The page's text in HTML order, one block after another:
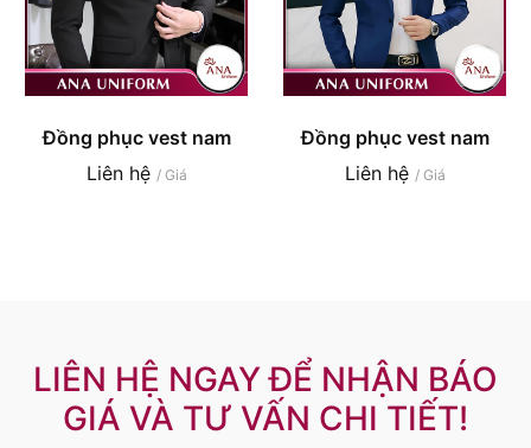
Đồng phục vest nam
Liên hệ / Giá
Đồng phục vest nam
Liên hệ / Giá
LIÊN HỆ NGAY ĐỂ NHẬN BÁO
GIÁ VÀ TƯ VẤN CHI TIẾT!